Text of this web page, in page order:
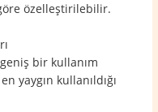
özelleştirilebilir.
bir kullanım
yaygın kullanıldığı